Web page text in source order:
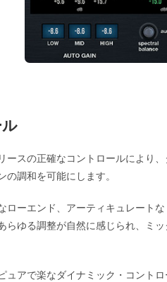
スの正確なコントロールにより
調和を可能にします。
ーエンド、アーティキュレート
ゆる調整が自然に感じられ、ミ
アで楽なダイナミック・コント